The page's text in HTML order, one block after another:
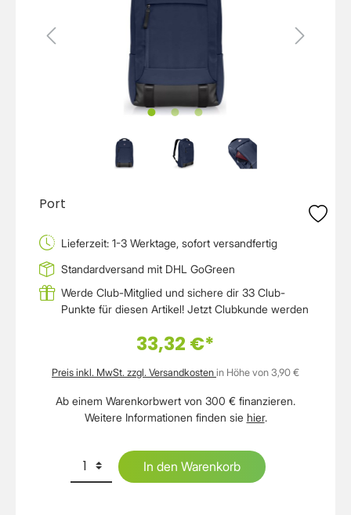
Port
Lieferzeit: 1-3 Werktage, sofort versandfertig
Standardversand mit DHL GoGreen
Werde Club-Mitglied und sichere dir 33 Club-
Punkte für diesen Artikel! Jetzt Clubkunde werden
33,32 €*
Preis inkl. MwSt. zzgl. Versandkosten in Höhe von 3,90 €
Ab einem Warenkorbwert von 300 € finanzieren.
Weitere Informationen finden sie hier.
In den Warenkorb